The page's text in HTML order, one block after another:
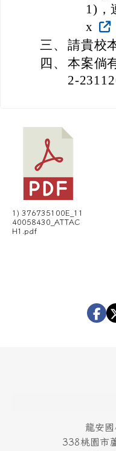
1)，
x
三、 請貴校
四、 本案倘
2-
1) 376735100E_11
40058430_ATTAC
H1.pdf
龍安
338桃園市